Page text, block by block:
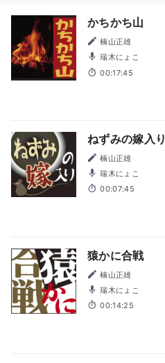
かちかち山
楠山正雄
瑞木にょこ
00:17:45
ねずみの嫁入り
楠山正雄
瑞木にょこ
00:07:45
猿かに合戦
楠山正雄
瑞木にょこ
00:14:25